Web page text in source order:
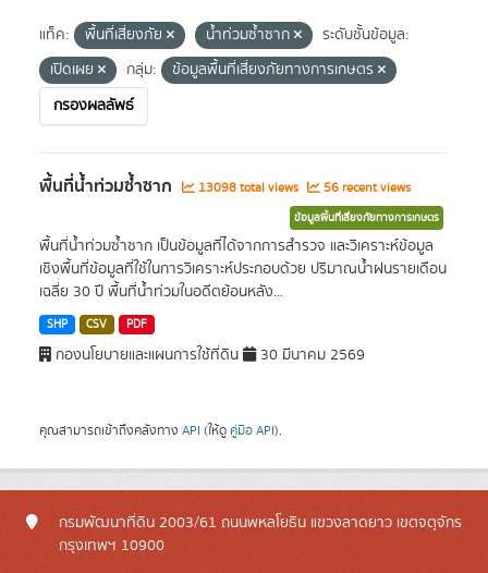
แท็ค: พื้นที่เสี่ยงภัย น้ำท่วมซ้ำซาก
ระดับชั้นข้อมูล:
เปิดเผย
กลุ่ม:
ข้อมูลพื้นที่เสี่ยงภัยทางการเกษตร
กรองผลลัพธ์
พื้นที่น้ำท่วมซ้ำซาก 13098 total views 56 recent views
ข้อมูลพื้นที่เสี่ยงภัยทางการเกษตร
พื้นที่น้ำท่วมซ้ำซาก เป็นข้อมูลที่ได้จากการสำรวจ และวิเคราะห์ข้อมูล
เชิงพื้นที่ข้อมูลที่ใช้ในการวิเคราะห์ประกอบด้วย ปริมาณน้ำฝนรายเดือน
เฉลี่ย 30 ปี พื้นที่น้ำท่วมในอดีตย้อนหลัง...
SHP CSV PDF
กองนโยบายและแผนการใช้ที่ดิน 30 มีนาคม 2569
คุณสามารถเข้าถึงคลังทาง API (ให้ดู คู่มือ API).
กรมพัฒนาที่ดิน 2003/61 ถนนพหลโยธิน แขวงลาดยาว เขตจตุจักร
กรุงเทพฯ 10900